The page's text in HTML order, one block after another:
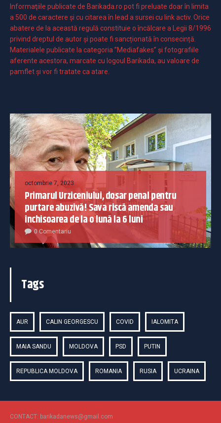
Informaţiile publicate de Barikada.ro pot fi preluate doar în limita
a 500 de caractere şi cu citarea în lead a sursei cu link activ. Orice
abatere de la această regulă constituie o încălcare a Legii 8/1996
privind dreptul de autor și poate fi sancționată în consecință.
Materialele publicate la categoria ”Mediafakes” și fotografiile
aferente acestora, marcate cu logoul Barikada, au valoare de
pamflet și vor fi tratate ca atare.
octombrie 7, 2023
Primarul Urziceniului, dosar penal pentru
purtare abuzivă! Sava riscă amenda sau
închisoarea de la o lună la 6 luni
0 Comentariu
Tags
AUR CALIN GEORGESCU COVID IALOMITA
MAIA SANDU MOLDOVA PSD PUTIN
REPUBLICA MOLDOVA ROMANIA RUSIA UCRAINA
CONTACT: barikadanews@gmail.com